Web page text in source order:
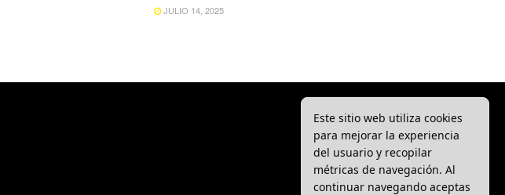
JULIO 14, 2025
Este sitio web utiliza cookies
para mejorar la experiencia
del usuario y recopilar
métricas de navegación. Al
continuar navegando aceptas